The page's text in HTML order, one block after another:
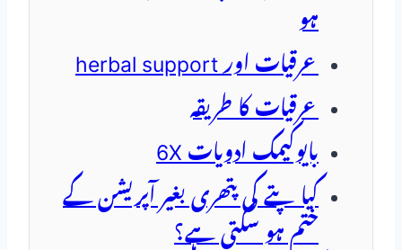
ہو
عرقیات اور herbal support
عرقیات کا طریقہ
بایوکیمک ادویات 6X
کیا پتے کی پتھری بغیر آپریشن کے
ختم ہو سکتی ہے؟